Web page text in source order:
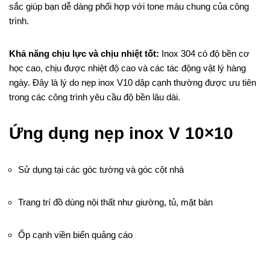
sắc giúp bạn dễ dàng phối hợp với tone màu chung của công
trình.
Khả năng chịu lực và chịu nhiệt tốt: Inox 304 có độ bền cơ
học cao, chịu được nhiệt độ cao và các tác động vật lý hàng
ngày. Đây là lý do nẹp inox V10 dập cạnh thường được ưu tiên
trong các công trình yêu cầu độ bền lâu dài.
Ứng dụng nẹp inox V 10×10
Sử dụng tại các góc tường và góc cột nhà
Trang trí đồ dùng nội thất như giường, tủ, mặt bàn
Ốp cạnh viền biển quảng cáo